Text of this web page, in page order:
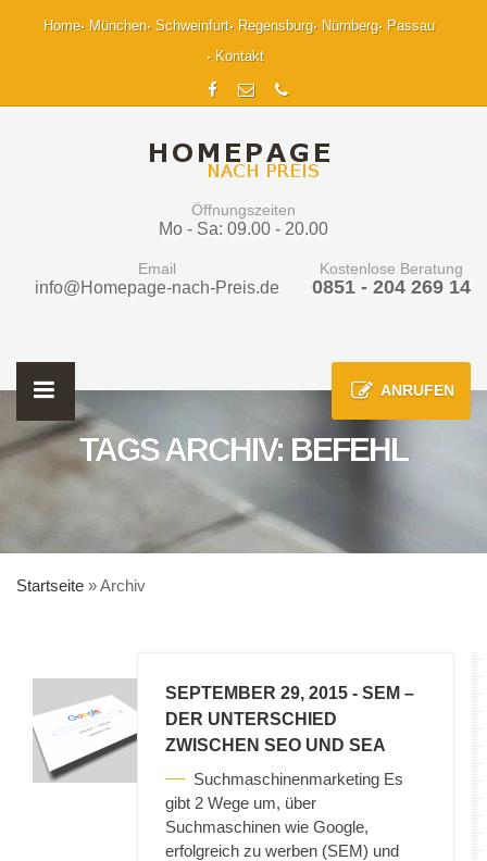
Home München Schweinfurt Regensburg Nürnberg
Passau
Kontakt
Öffnungszeiten
Mo - Sa: 09.00 - 20.00
Email
info@Homepage-nach-Preis.de
Kostenlose Beratung
0851 - 204 269 14
ANRUFEN
TAGS ARCHIV: BEFEHL
Startseite »Archiv
SEPTEMBER 29, 2015 - SEM –
DER UNTERSCHIED
ZWISCHEN SEO UND SEA
Suchmaschinenmarketing Es
gibt 2 Wege um, über
Suchmaschinen wie Google,
erfolgreich zu werben (SEM) und